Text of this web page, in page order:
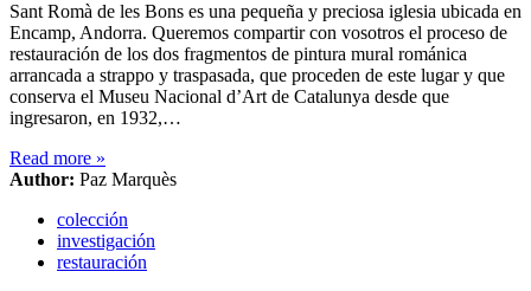
Sant Romà de les Bons es una pequeña y preciosa iglesia ubicada en
Encamp, Andorra. Queremos compartir con vosotros el proceso de
restauración de los dos fragmentos de pintura mural románica
arrancada a strappo y traspasada, que proceden de este lugar y que
conserva el Museu Nacional d’Art de Catalunya desde que
ingresaron, en 1932,…
Read more »
Author: Paz Marquès
colección
investigación
restauración